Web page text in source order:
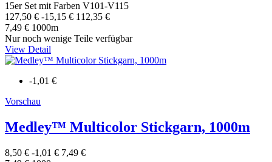
15er Set mit Farben V101-V115
127,50 € -15,15 € 112,35 €
7,49 € 1000m
Nur noch wenige Teile verfügbar
View Detail
-1,01 €
Vorschau
Medley™ Multicolor Stickgarn, 1000m
8,50 € -1,01 € 7,49 €